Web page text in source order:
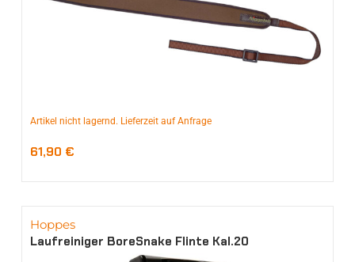
Artikel nicht lagernd. Lieferzeit auf Anfrage
61,90 €
Hoppes
Laufreiniger BoreSnake Flinte Kal.20